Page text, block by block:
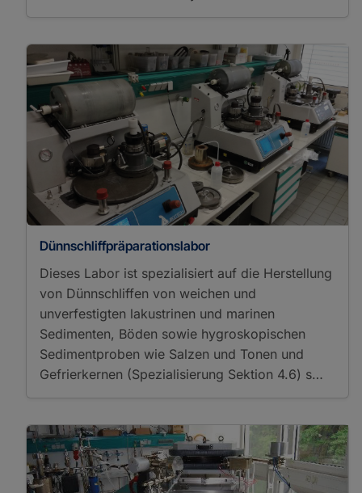
Schmelzaufschluss
Hydrocarbons
Sieving
Solid-Phase Extraction
Soxhlet-Extraktion
Sputtering
Spectrometers/Radiometers
Atmospheric Pressure
Chemical Ionization
Atmospheric Pressure
Photoionization
Cavity Ring Down
Spectroscopy
Electron Ionization
Elemental Analyzer
Isotope Ratio Mass
Spectrometry
Fourier Transform
Cyclotron Resonance
Mass Spectrometry
Gas Chromatography
Flame Ionization
Dünnschliffpräparationslabor
Dieses Labor ist spezialisiert auf die Herstellung
von Dünnschliffen von weichen und
unverfestigten lakustrinen und marinen
Sedimenten, Böden sowie hygroskopischen
Sedimentproben wie Salzen und Tonen und
Gefrierkernen (Spezialisierung Sektion 4.6) s…